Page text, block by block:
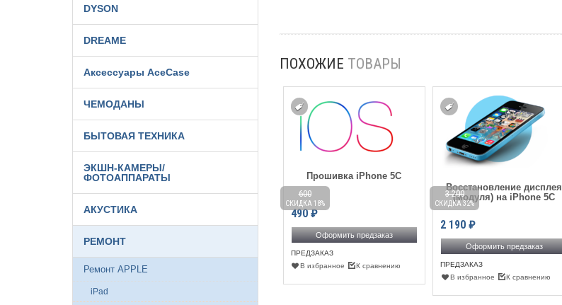
ПОХОЖИЕ ТОВАРЫ
Замена аудиокодека на на
2 490 ₽
2 800
ПРЕДЗАКАЗ
Прошивка iPhone 5C
490 ₽
600
СКИДКА 18%
Оформить предзаказ
ПРЕДЗАКАЗ
В избранное
К сравнению
Восстановление дисплея
(модуля) на iPhone 5С
2 190 ₽
3 200
СКИДКА 32%
Оформить предзаказ
ПРЕДЗАКАЗ
В избранное
К сравнению
DYSON
DREAME
Аксессуары AceCase
ЧЕМОДАНЫ
БЫТОВАЯ ТЕХНИКА
ЭКШН-КАМЕРЫ/
ФОТОАППАРАТЫ
АКУСТИКА
РЕМОНТ
Ремонт APPLE
iPad